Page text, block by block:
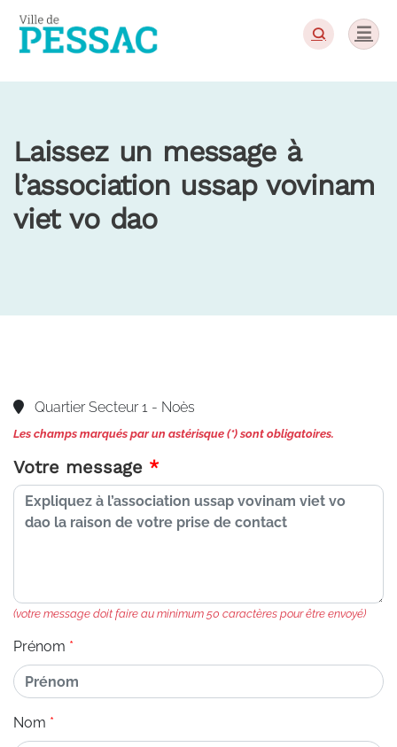
Laissez un message à
l’association ussap vovinam
viet vo dao
Quartier Secteur 1 - Noès
Les champs marqués par un astérisque (*) sont obligatoires.
Votre message
(votre message doit faire au minimum 50 caractères pour être envoyé)
Prénom
Nom
Panneau de gestion des cookies